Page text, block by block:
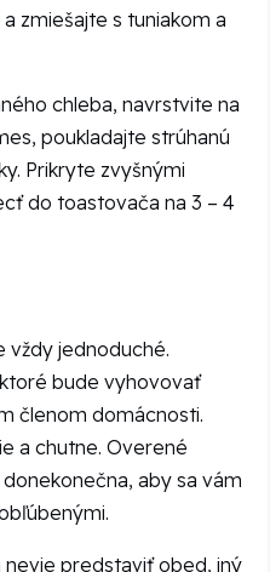
zmiešajte s tuniakom a
chleba, navrstvite na
poukladajte strúhanú
Prikryte zvyšnými
do toastovača na 3 – 4
vždy jednoduché.
bude vyhovovať
členom domácnosti.
a chutne. Overené
aby sa vám
nevie predstaviť obed, iný